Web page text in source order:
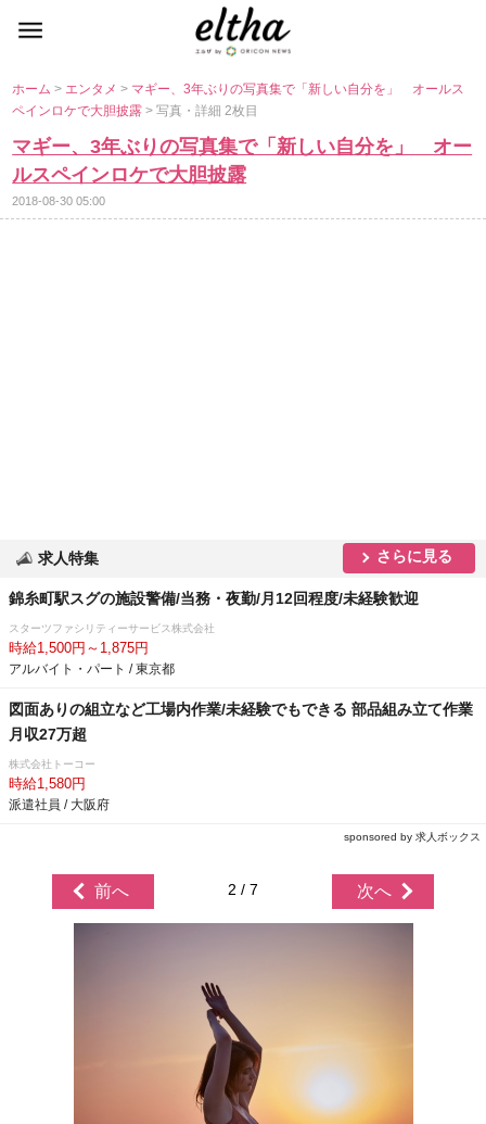
ホーム> エンタメ> マギー、3年ぶりの写真集で「新しい自分を」 オールス
ペインロケで大胆披露> 写真・詳細 2枚目
マギー、3年ぶりの写真集で「新しい自分を」 オー
ルスペインロケで大胆披露
2018-08-30 05:00
求人特集 さらに見る
錦糸町駅スグの施設警備/当務・夜勤/月12回程度/未経験歓迎
スターツファシリティーサービス株式会社
時給1,500円～1,875円
アルバイト・パート / 東京都
図面ありの組立など工場内作業/未経験でもできる 部品組み立て作業
月収27万超
株式会社トーコー
時給1,580円
派遣社員 / 大阪府
sponsored by 求人ボックス
前へ 2 / 7 次へ